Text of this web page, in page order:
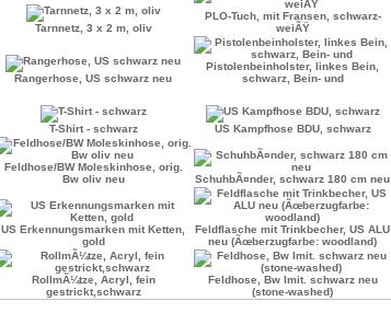
Tarnnetz, 3 x 2 m, oliv
PLO-Tuch, mit Fransen, schwarz-
weiÃŸ
Rangerhose, US schwarz neu
Pistolenbeinholster, linkes Bein,
schwarz, Bein- und
T-Shirt - schwarz US Kampfhose BDU, schwarz
Feldhose/BW Moleskinhose, orig.
Bw oliv neu
SchuhbÃ¤nder, schwarz 180 cm neu
US Erkennungsmarken mit Ketten,
gold
Feldflasche mit Trinkbecher, US ALU
neu (Ãœberzugfarbe: woodland)
RollmÃ¼tze, Acryl, fein
gestrickt,schwarz
Feldhose, Bw Imit. schwarz neu
(stone-washed)